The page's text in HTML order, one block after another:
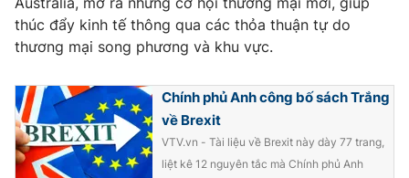
Photo Infographic
Video Shorts video
VTV Money VTV Thể thao
thúc đẩy kinh tế thông qua các thỏa thuận tự do
thương mại song phương và khu vực.
Chính phủ Anh công bố sách Trắng
về Brexit
VTV.vn - Tài liệu về Brexit này dày 77 trang,
liệt kê 12 nguyên tắc mà Chính phủ Anh